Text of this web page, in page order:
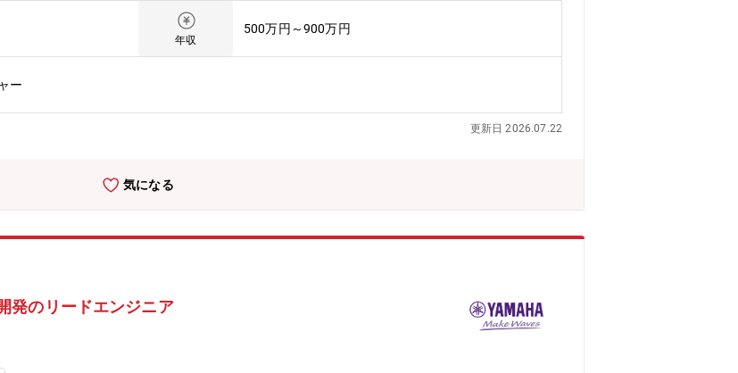
index.html【業務内容】音響システムと連携するアプリやSaaSの開発プロジェクトにおい
担当します。・開発戦略、計画の立案・進捗管理: 開発スケジュールの作成、マイルストーンの
プロジェクトの阻害要因の早期発見と解消・外注管理: 海外開発拠点との連携、納品物の品質管
事業部門との合意形成【役割】ソフトウェアの開発を牽引するリーダーとして、複数の開発者を
ニケーションを取りつつ、開発プロジェクトを推進する役割
年収
500万円～900万円
ー
更新日 2026.07.22
気になる
発のリードエンジニア